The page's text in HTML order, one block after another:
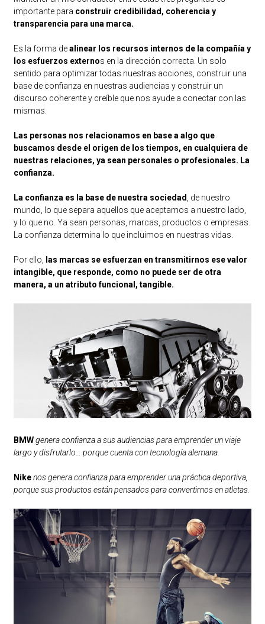
importante para construir credibilidad, coherencia y
transparencia para una marca.
Es la forma dealinear los recursos internos de la compañía y
los esfuerzos externos en la dirección correcta. Un solo
sentido para optimizar todas nuestras acciones, construir una
base de confianza en nuestras audiencias y construir un
discurso coherente y creíble que nos ayude a conectar con las
mismas.
Las personas nos relacionamos en base a algo que
buscamos desde el origen de los tiempos, en cualquiera de
nuestras relaciones, ya sean personales o profesionales. La
confianza.
La confianza es la base de nuestra sociedad
, de nuestro
mundo, lo que separa aquellos que aceptamos a nuestro lado,
y lo que no. Ya sean personas, marcas, productos o empresas.
La confianza determina lo que incluimos en nuestras vidas.
Por ello,
las marcas se esfuerzan en transmitirnos ese valor
intangible, que responde, como no puede ser de otra
manera, a un atributo funcional, tangible.
BMW genera confianza a sus audiencias para emprender un viaje
largo y disfrutarlo… porque cuenta con tecnología alemana.
Nikenos genera confianza para emprender una práctica deportiva,
porque sus productos están pensados para convertirnos en atletas.